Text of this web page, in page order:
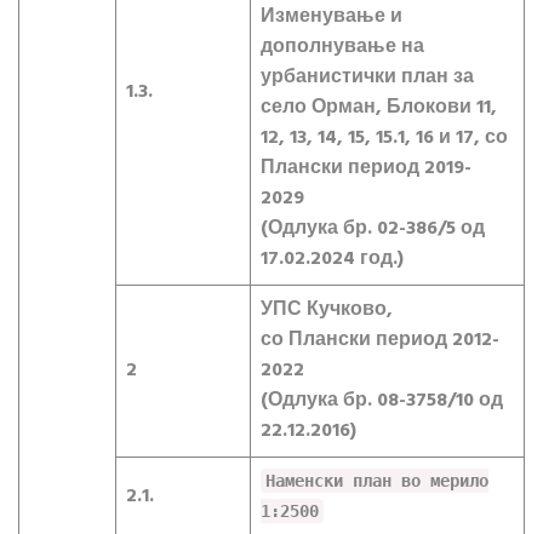
1.3.
Изменување и
дополнување на
урбанистички план за
село Орман, Блокови 11,
12, 13, 14, 15, 15.1, 16 и 17, со
Плански период 2019-
2029
(Одлука бр. 02-386/5 од
17.02.2024 год.)
2
УПС Кучково,
со Плански период 2012-
2022
(Одлука бр. 08-3758/10 од
22.12.2016)
2.1.
Наменски план во мерило
1:2500